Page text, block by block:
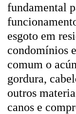
fundamental
esgoto em
condomínios
comum o
gordura,
outros
canos e